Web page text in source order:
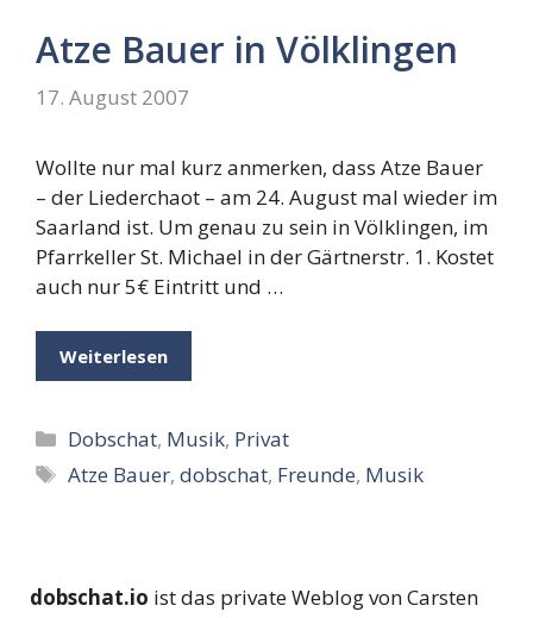
Atze Bauer in Völklingen
17. August 2007
Wollte nur mal kurz anmerken, dass Atze Bauer
– der Liederchaot – am 24. August mal wieder im
Saarland ist. Um genau zu sein in Völklingen, im
Pfarrkeller St. Michael in der Gärtnerstr. 1. Kostet
auch nur 5€ Eintritt und …
Weiterlesen
Kategorien
Dobschat, Musik, Privat
Schlagwörter
Atze Bauer,dobschat, Freunde, Musik
dobschat.io ist das private Weblog von Carsten